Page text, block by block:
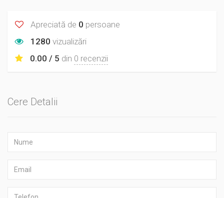
Apreciată de 0 persoane
1280 vizualizări
0.00 / 5 din 0 recenzii
Cere Detalii